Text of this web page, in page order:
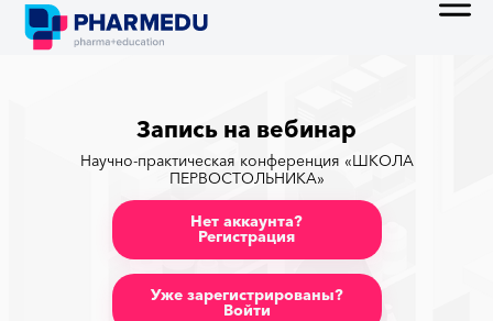
Запись на вебинар
Научно-практическая конференция «ШКОЛА
ПЕРВОСТОЛЬНИКА»
Нет аккаунта?
Регистрация
Уже зарегистрированы?
Войти